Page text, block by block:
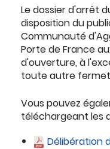
Le dossier d'arrêt
disposition du
Communauté
Porte de France
d'ouverture, à
toute autre
Vous pouvez
téléchargeant les
Délibération